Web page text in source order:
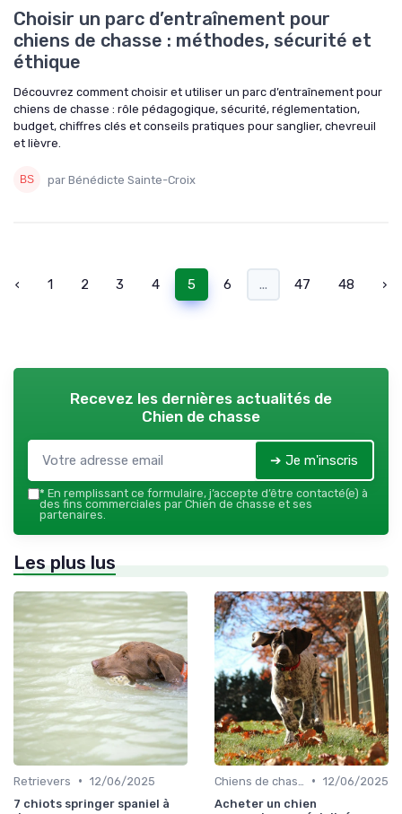
Choisir un parc d’entraînement pour
chiens de chasse : méthodes, sécurité et
éthique
Découvrez comment choisir et utiliser un parc d’entraînement pour
chiens de chasse : rôle pédagogique, sécurité, réglementation,
budget, chiffres clés et conseils pratiques pour sanglier, chevreuil
et lièvre.
par Bénédicte Sainte-Croix
‹ 1 2 3 4 5 6 ... 47 48 ›
Recevez les dernières actualités de
Chien de chasse
➔ Je m'inscris
* En remplissant ce formulaire, j’accepte d’être contacté(e) à
des fins commerciales par Chien de chasse et ses
partenaires.
Les plus lus
Retrievers • 12/06/2025
7 chiots springer spaniel à
• 12/06/2025
Acheter un chien